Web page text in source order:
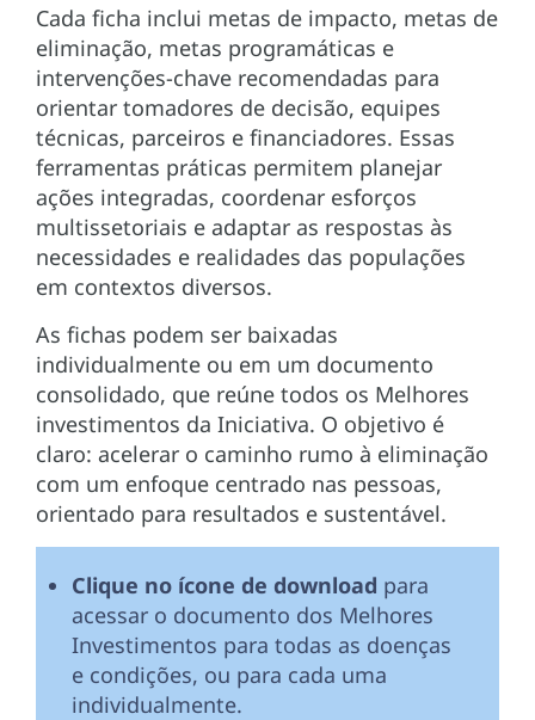
Cada ficha inclui metas de impacto, metas de
eliminação, metas programáticas e
intervenções-chave recomendadas para
orientar tomadores de decisão, equipes
técnicas, parceiros e financiadores. Essas
ferramentas práticas permitem planejar
ações integradas, coordenar esforços
multissetoriais e adaptar as respostas às
necessidades e realidades das populações
em contextos diversos.
As fichas podem ser baixadas
individualmente ou em um documento
consolidado, que reúne todos os Melhores
investimentos da Iniciativa. O objetivo é
claro: acelerar o caminho rumo à eliminação
com um enfoque centrado nas pessoas,
orientado para resultados e sustentável.
Clique no ícone de download para
acessar o documento dos Melhores
Investimentos para todas as doenças
e condições, ou para cada uma
individualmente.